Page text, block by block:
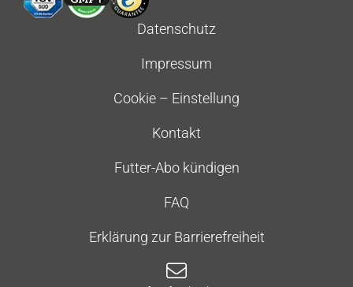
Datenschutz
Impressum
Cookie – Einstellung
Kontakt
Futter-Abo kündigen
FAQ
Erklärung zur Barrierefreiheit